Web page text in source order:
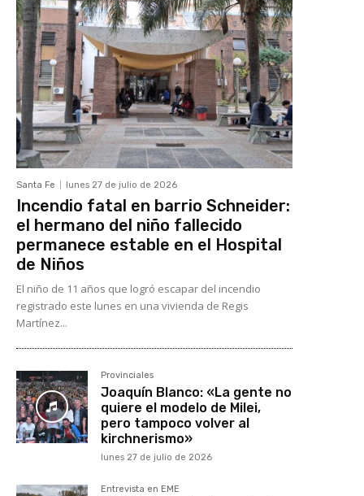
Santa Fe lunes 27 de julio de 2026
Incendio fatal en barrio Schneider:
el hermano del niño fallecido
permanece estable en el Hospital
de Niños
El niño de 11 años que logró escapar del incendio
registrado este lunes en una vivienda de Regis
Martínez...
Provinciales
Joaquín Blanco: «La gente no
quiere el modelo de Milei,
pero tampoco volver al
kirchnerismo»
lunes 27 de julio de 2026
Entrevista en EME